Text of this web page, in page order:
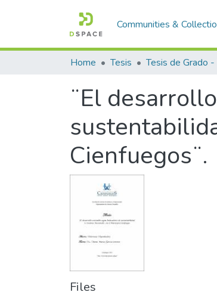
Communities &
Home Tesis Tesis de Grado
¨El
Cienfuegos¨.
Files